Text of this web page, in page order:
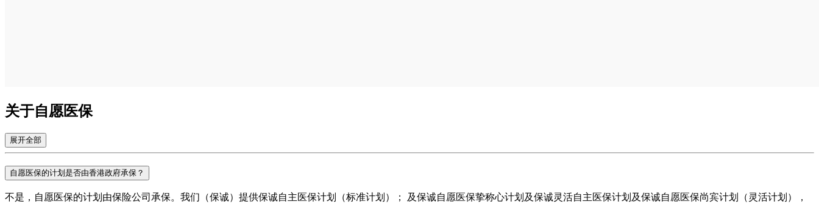
关于自愿医保
展开全部
自愿医保的计划是否由香港政府承保？
不是，自愿医保的计划由保险公司承保。我们（保诚）提供保诚自主医保计划（标准计划）； 及保诚自愿医保挚称心计划及保诚灵活自主医保计划及保诚自愿医保尚宾计划（灵活计划），